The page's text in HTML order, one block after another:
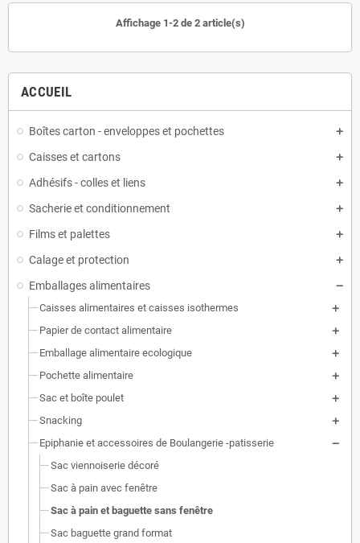
ACCUEIL
Boîtes carton - enveloppes et pochettes
Caisses et cartons
Adhésifs - colles et liens
Sacherie et conditionnement
Films et palettes
Calage et protection
Emballages alimentaires
Caisses alimentaires et caisses isothermes
Papier de contact alimentaire
Emballage alimentaire ecologique
Pochette alimentaire
Sac et boîte poulet
Snacking
Epiphanie et accessoires de Boulangerie -patisserie
Sac viennoiserie décoré
Sac à pain avec fenêtre
Sac à pain et baguette sans fenêtre
Sac baguette grand format
Affichage 1-2 de 2 article(s)